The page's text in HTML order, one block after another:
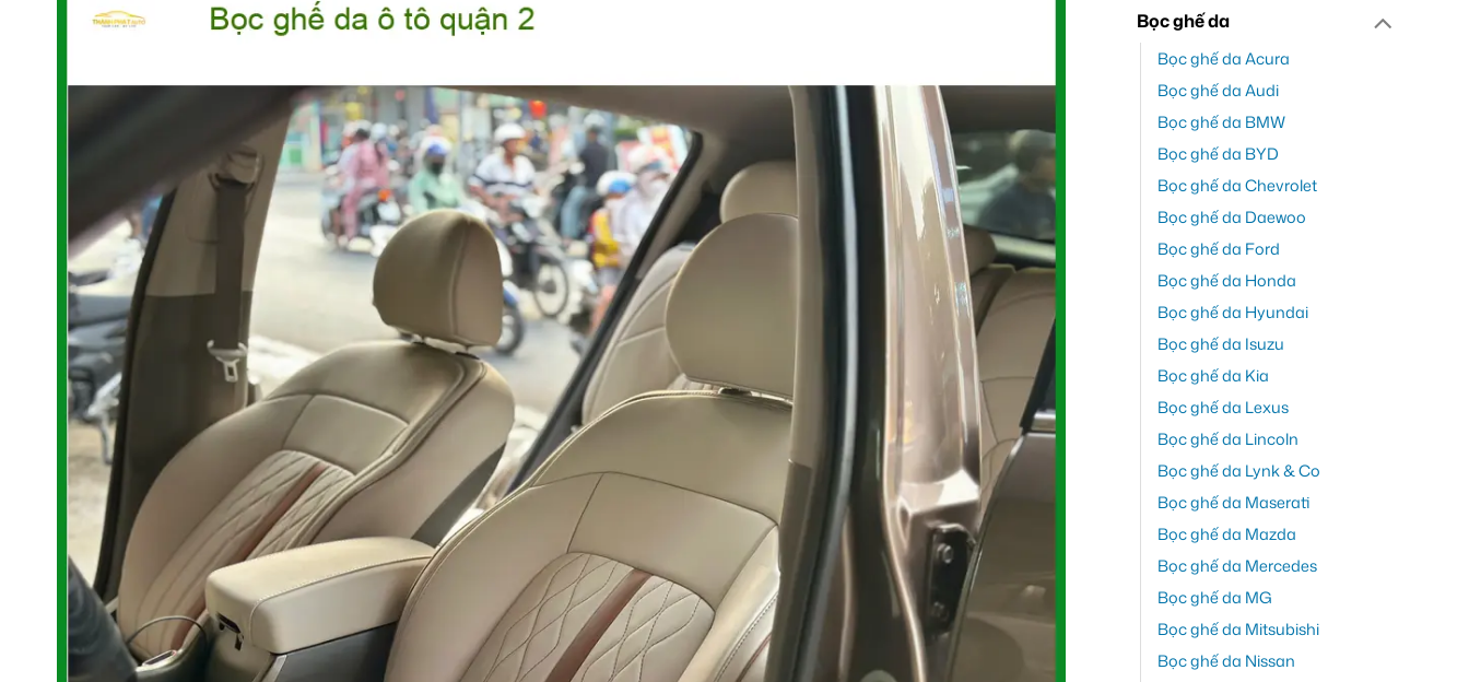
Bọc ghế da
Bọc ghế da Acura
Bọc ghế da Audi
Bọc ghế da BMW
Bọc ghế da BYD
Bọc ghế da Chevrolet
Bọc ghế da Daewoo
Bọc ghế da Ford
Bọc ghế da Honda
Bọc ghế da Hyundai
Bọc ghế da Isuzu
Bọc ghế da Kia
Bọc ghế da Lexus
Bọc ghế da Lincoln
Bọc ghế da Lynk & Co
Bọc ghế da Maserati
Bọc ghế da Mazda
Bọc ghế da Mercedes
Bọc ghế da MG
Bọc ghế da Mitsubishi
Bọc ghế da Nissan